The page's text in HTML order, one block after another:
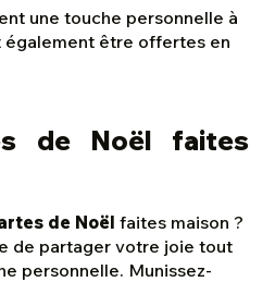
une touche personnelle à
être offertes en
de Noël faites
de Noël faites maison ?
de partager votre joie tout
personnelle. Munissez-